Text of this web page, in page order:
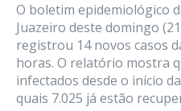
O boletim epidemiológico
Juazeiro deste domingo
registrou 14 novos casos
horas. O relatório mostra
infectados desde o início
quais 7.025 já estão